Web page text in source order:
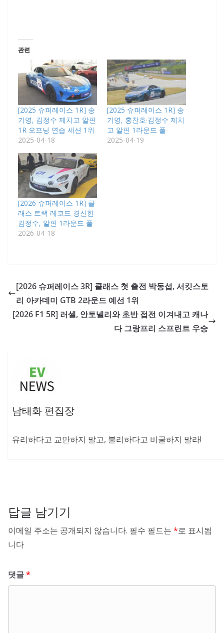
관련
[2025 슈퍼레이스 1R] 송
기영, 김정수 제치고 알핀
1R 오프닝 연습 세션 1위
2025-04-18
[2025 슈퍼레이스 1R] 송
기영, 홍찬호·김정수 제치
고 알핀 1라운드 폴
2025-04-19
[2026 슈퍼레이스 1R] 클
래스 트랙 레코드 경신한
김정수, 알핀 1라운드 폴
2026-04-18
[2026 슈퍼레이스 3R] 클래스 첫 출전 박동섭, 서킷스토
리 아카데미 GTB 2라운드 예선 1위
[2026 F1 5R] 러셀, 안토넬리와 초반 접전 이겨내고 캐나
다 그랑프리 스프린트 우승
남태화 편집장
유리하다고 교만하지 말고, 불리하다고 비굴하지 말라!
답글 남기기
이메일 주소는 공개되지 않습니다. 필수 필드는 *로 표시됩
니다
댓글*